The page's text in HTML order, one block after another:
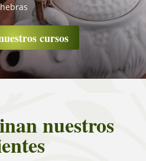
hebras
cursos
nuestros